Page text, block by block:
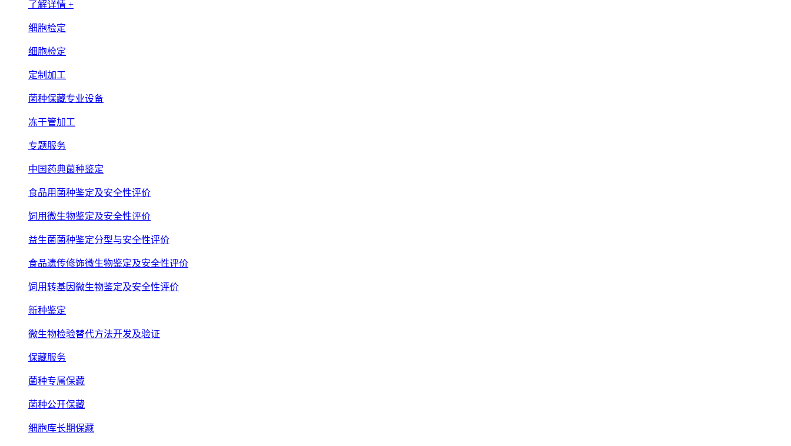
了解详情 +
细胞检定
细胞检定
定制加工
菌种保藏专业设备
冻干管加工
专题服务
中国药典菌种鉴定
食品用菌种鉴定及安全性评价
饲用微生物鉴定及安全性评价
益生菌菌种鉴定分型与安全性评价
食品遗传修饰微生物鉴定及安全性评价
饲用转基因微生物鉴定及安全性评价
新种鉴定
微生物检验替代方法开发及验证
保藏服务
菌种专属保藏
菌种公开保藏
细胞库长期保藏